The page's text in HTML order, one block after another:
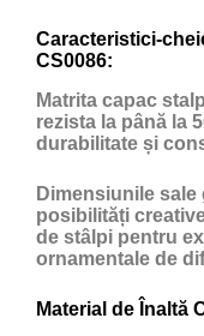
Caracteristici-
CS0086:
Matrita capac
rezista la până la
durabilitate și
Dimensiunile
posibilități
de stâlpi pentru
ornamentale de
Material de Înaltă